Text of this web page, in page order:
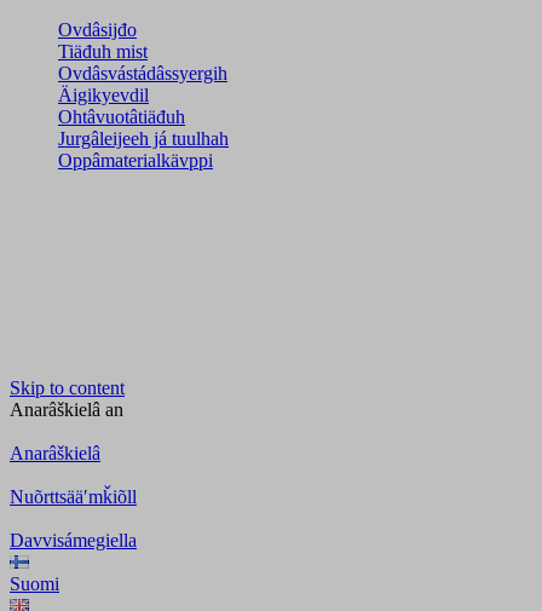
Ovdâsijđo
Tiäđuh mist
Ovdâsvástádâssyergih
Äigikyevdil
Ohtâvuotâtiäđuh
Jurgâleijeeh já tuulhah
Oppâmaterialkävppi
Skip to content
Anarâškielâ an
Anarâškielâ
Nuõrttsääʹmǩiõll
Davvisámegiella
Suomi